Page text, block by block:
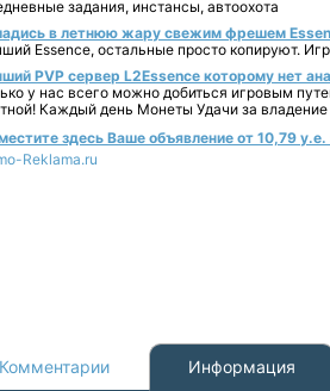
задания, инстансы, автоохота
в летнюю жару свежим фрешем
Essence, остальные просто копируют.
PVP сервер L2Essence которому нет
у нас всего можно добиться игровым
Каждый день Монеты Удачи за
здесь Ваше объявление от 10,79 у.е.
Reklama.ru
Комментарии Информация